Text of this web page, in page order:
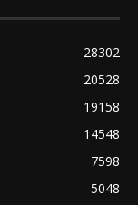
28302
20528
19158
14548
7598
5048